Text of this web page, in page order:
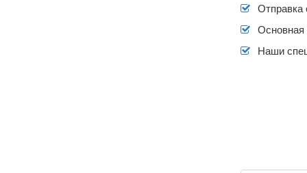
Отправка
Основная
Наши